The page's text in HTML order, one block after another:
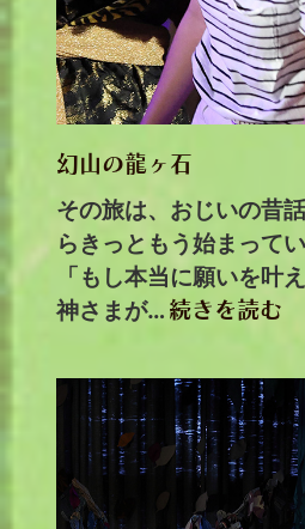
幻山の龍ヶ石
その旅は、おじいの昔
らきっともう始まって
「もし本当に願いを叶
神さまが… 続きを読む